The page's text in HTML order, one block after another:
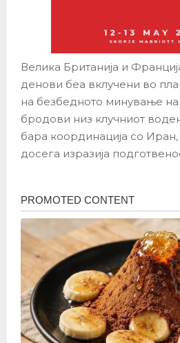
Велика Британија и
денови беа вклучени во
на безбедното минување на
бродови низ клучниот
бара координација со Иран,
досега изразија